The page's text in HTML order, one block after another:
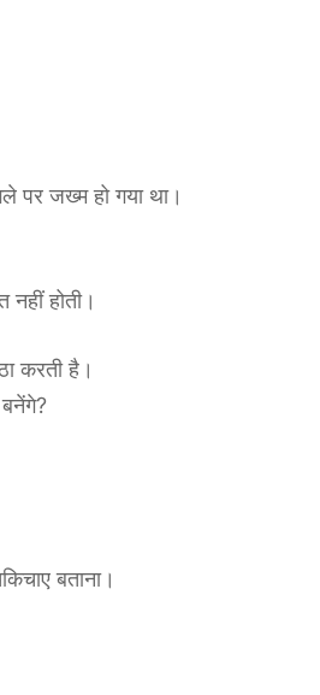
पर जख्म हो गया था।
नहीं होती।
करती है।
बताना।